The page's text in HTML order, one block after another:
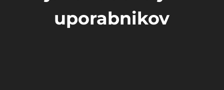
uporabnikov